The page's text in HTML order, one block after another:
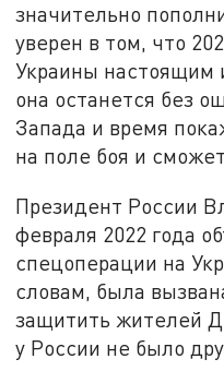
значительно
уверен в том, что
Украины настоящим
она останется без
Запада и время
на поле боя и
Президент России
февраля 2022 года
спецоперации на
словам, была
защитить жителей
у России не было